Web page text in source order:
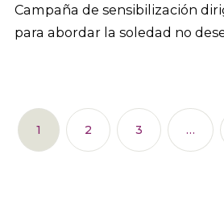
Campaña de sensibilización
para abordar la soledad no
1 2 3 …